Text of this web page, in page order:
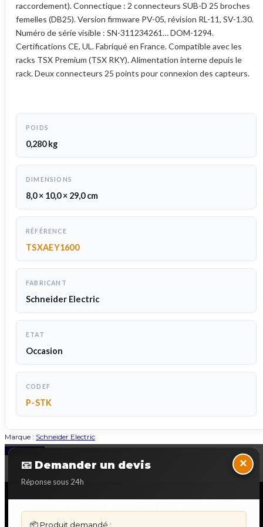
raccordement). Connectique : 2 connecteurs SUB-D 25 broches
femelles (DB25). Version firmware PV-05, révision RL-11, SV-1.30.
Numéro de série visible : SN-311234261… DOM-1294.
Certifications CE, UL. Fabriqué en France. Compatible avec les
racks TSX Premium (TSX RKY). Alimentation interne depuis le
rack. Deux connecteurs 25 points pour connexion des capteurs.
POIDS
0,280 kg
DIMENSIONS
8,0 × 10,0 × 29,0 cm
RÉFÉRENCE
TSXAEY1600
FABRICANT
Schneider Electric
ETAT
Occasion
CODEF
P-STK
Marque : Schneider Electric
📧 Demander un devis
Réponse sous 24h
×
📦 Produit demandé :
Back to Top